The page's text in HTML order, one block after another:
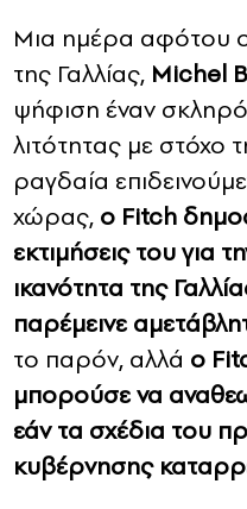
Μια ημέρα αφότου
της Γαλλίας, Michel
ψήφιση έναν
λιτότητας με
ραγδαία
χώρας, ο Fitch
εκτιμήσεις του για
ικανότητα της
παρέμεινε
το παρόν, αλλά ο
μπορούσε να
εάν τα σχέδια του
κυβέρνησης